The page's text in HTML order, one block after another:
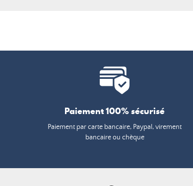
Paiement 100% sécurisé
Paiement par carte bancaire, Paypal, virement
bancaire ou chèque